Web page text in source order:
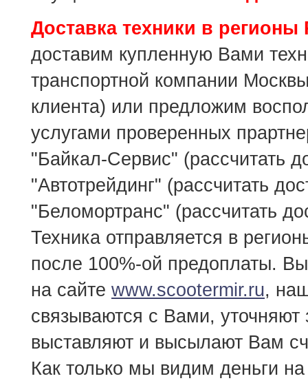
Доставка техники в регионы
доставим купленную Вами
транспортной компании
клиента) или предложим
услугами проверенных
"Байкал-Сервис" (рассчитать
"Автотрейдинг" (рассчитать
"Беломортранс" (рассчитать
Техника отправляется в
после 100%-ой предоплаты.
на сайте www.scootermir.ru,
связываются с Вами, уточняют
выставляют и высылают Вам
Как только мы видим деньги